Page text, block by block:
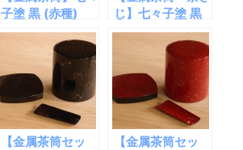
子塗 黒 (赤種)
じ】七々子塗 黒
(赤種)
【金属茶筒セッ
【金属茶筒セッ